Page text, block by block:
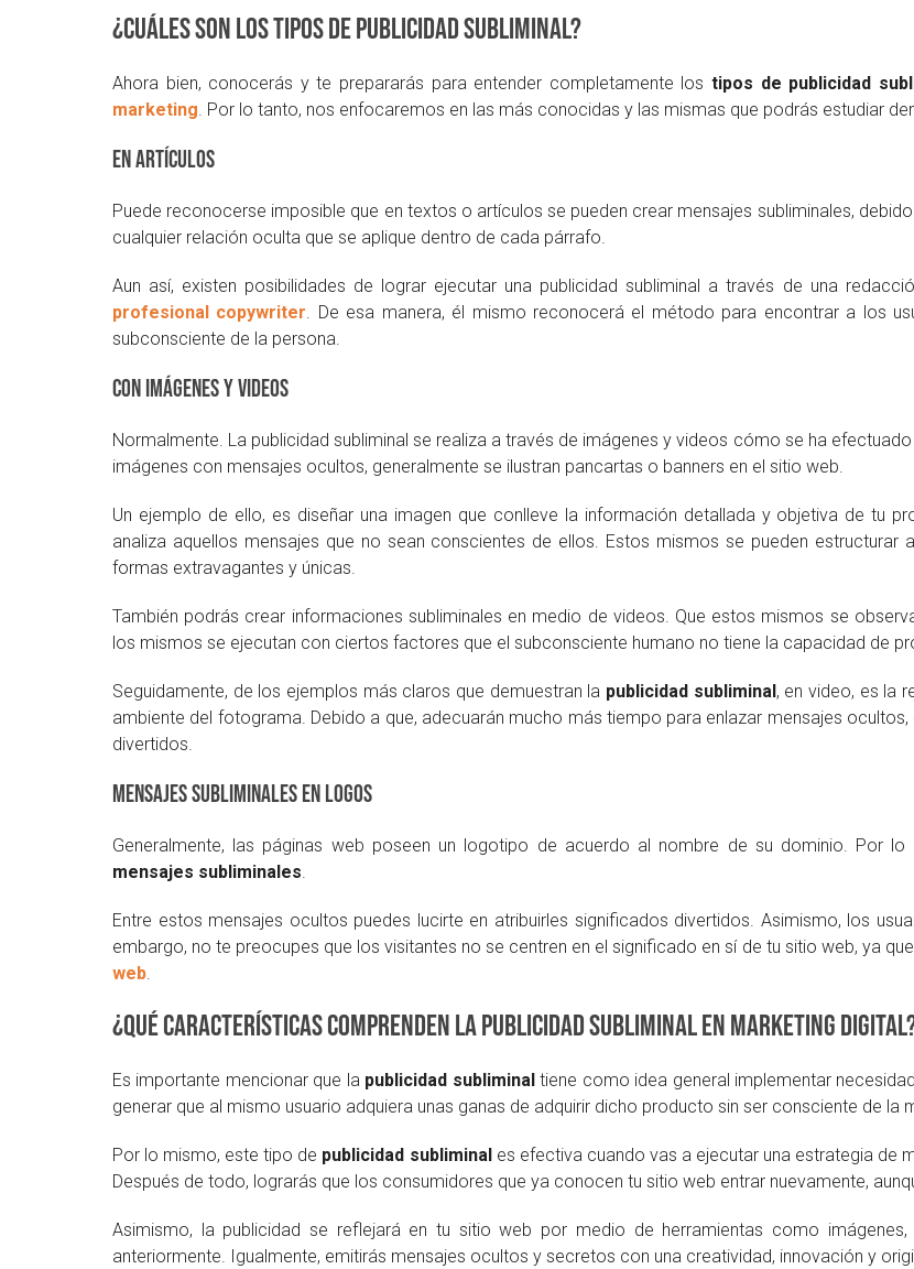
¿Cuáles son los tipos de publicidad subliminal?
Ahora bien, conocerás y te prepararás para entender completamente los tipos de publicidad
marketing. Por lo tanto, nos enfocaremos en las más conocidas y las mismas que podrás estudiar
En artículos
Puede reconocerse imposible que en textos o artículos se pueden crear mensajes subliminales,
cualquier relación oculta que se aplique dentro de cada párrafo.
Aun así, existen posibilidades de lograr ejecutar una publicidad subliminal a través de una
profesional copywriter. De esa manera, él mismo reconocerá el método para encontrar a los
subconsciente de la persona.
Con imágenes y videos
Normalmente. La publicidad subliminal se realiza a través de imágenes y videos cómo se ha
imágenes con mensajes ocultos, generalmente se ilustran pancartas o banners en el sitio web.
Un ejemplo de ello, es diseñar una imagen que conlleve la información detallada y objetiva de tu
analiza aquellos mensajes que no sean conscientes de ellos. Estos mismos se pueden
formas extravagantes y únicas.
También podrás crear informaciones subliminales en medio de videos. Que estos mismos se
los mismos se ejecutan con ciertos factores que el subconsciente humano no tiene la capacidad de
Seguidamente, de los ejemplos más claros que demuestran la publicidad subliminal , en video, es la
ambiente del fotograma. Debido a que, adecuarán mucho más tiempo para enlazar mensajes
divertidos.
Mensajes subliminales en logos
Generalmente, las páginas web poseen un logotipo de acuerdo al nombre de su dominio. Por
mensajes subliminales.
Entre estos mensajes ocultos puedes lucirte en atribuirles significados divertidos. Asimismo, los
embargo, no te preocupes que los visitantes no se centren en el significado en sí de tu sitio web, ya
web.
¿Qué características comprenden la publicidad subliminal en marketing
Es importante mencionar que la publicidad subliminal tiene como idea general implementar
generar que al mismo usuario adquiera unas ganas de adquirir dicho producto sin ser consciente de la
Por lo mismo, este tipo de publicidad subliminal es efectiva cuando vas a ejecutar una estrategia de
Después de todo, lograrás que los consumidores que ya conocen tu sitio web entrar nuevamente,
Asimismo, la publicidad se reflejará en tu sitio web por medio de herramientas como
anteriormente. Igualmente, emitirás mensajes ocultos y secretos con una creatividad, innovación y